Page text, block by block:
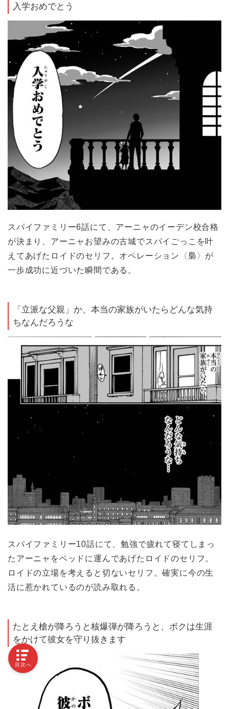
入学おめでとう
スパイファミリー6話にて、アーニャのイーデン校合格
が決まり、アーニャお望みの古城でスパイごっこを叶
えてあげたロイドのセリフ。オペレーション〈梟〉が
一歩成功に近づいた瞬間である。
「立派な父親」か、本当の家族がいたらどんな気持
ちなんだろうな
スパイファミリー10話にて、勉強で疲れて寝てしまっ
たアーニャをベッドに運んであげたロイドのセリフ。
ロイドの立場を考えると切ないセリフ。確実に今の生
活に惹かれているのが読み取れる。
たとえ槍が降ろうと核爆弾が降ろうと、ボクは生涯
をかけて彼女を守り抜きます
目次へ